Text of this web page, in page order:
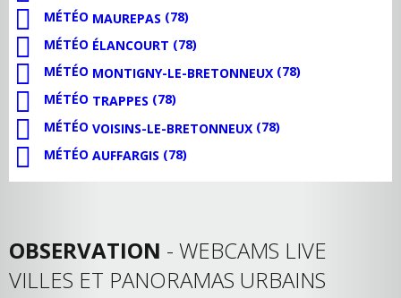
MÉTÉO MAUREPAS (78)
MÉTÉO ÉLANCOURT (78)
MÉTÉO MONTIGNY-LE-BRETONNEUX (78)
MÉTÉO TRAPPES (78)
MÉTÉO VOISINS-LE-BRETONNEUX (78)
MÉTÉO AUFFARGIS (78)
OBSERVATION - WEBCAMS LIVE
VILLES ET PANORAMAS URBAINS